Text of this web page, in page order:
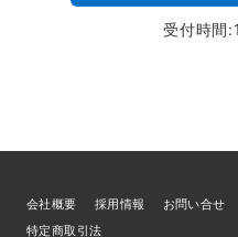
受付時間
会社概要 採用情報 お問い合せ
特定商取引法